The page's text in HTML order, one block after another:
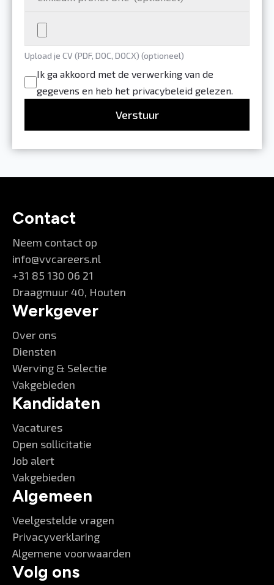
Upload je CV (PDF, DOC, DOCX) (optioneel)
Ik ga akkoord met de verwerking van de
gegevens en heb het privacybeleid gelezen.
Verstuur
Contact
Neem contact op
info@vvcareers.nl
+31 85 130 06 21
Draagmuur 40, Houten
Werkgever
Over ons
Diensten
Werving & Selectie
Vakgebieden
Kandidaten
Vacatures
Open sollicitatie
Job alert
Vakgebieden
Algemeen
Veelgestelde vragen
Privacyverklaring
Algemene voorwaarden
Volg ons